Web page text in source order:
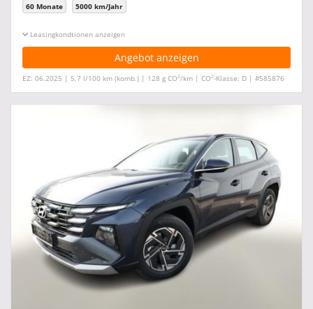
60 Monate 5000 km/Jahr
Leasingkonditionen ein-/ausblenden
Angebot anzeigen
EZ: 06.2025 | 5,7 l/100 km (komb.) | 128 g CO2/km | CO2-Klasse: D | #585876